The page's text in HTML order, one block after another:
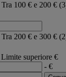
Tra 100 € e 200 € (3
Tra 200 € e 300 € (2
Limite superiore €
- €